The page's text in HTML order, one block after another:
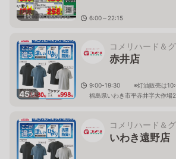
1枚
6:00～22:15
45枚
コメリハード＆
赤井店
9:00-19:30 ※灯油販売は
福島県いわき市平赤井字大作場
コメリハード＆
いわき遠野店